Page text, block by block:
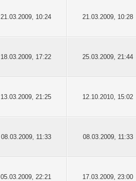
21.03.2009, 10:24 21.03.2009, 10:28
18.03.2009, 17:22 25.03.2009, 21:44
13.03.2009, 21:25 12.10.2010, 15:02
08.03.2009, 11:33 08.03.2009, 11:33
05.03.2009, 22:21 17.03.2009, 23:00